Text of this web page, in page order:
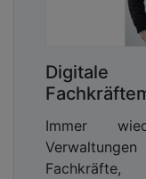
Digitale
Immer
Fachkräfte,